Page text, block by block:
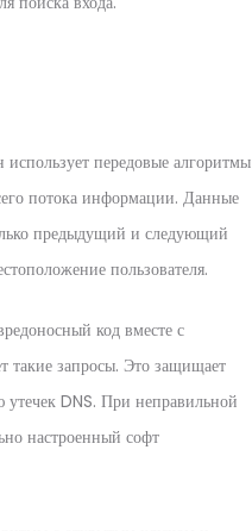
передовые алгоритмы
потока информации. Данные
предыдущий и следующий
пользователя.
код вместе с
такие запросы. Это защищает
DNS. При неправильной
настроенный софт